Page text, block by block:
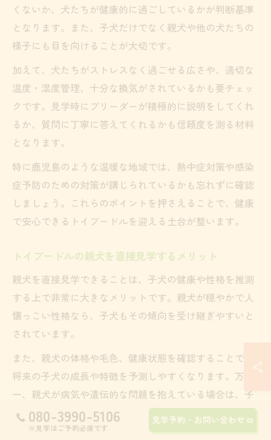
くないか、犬たちが健康的に過ごしているかが判断基準
となります。また、子犬だけでなく親犬や他の犬たちの
様子にも目を向けることが大切です。
加えて、犬たちがストレスなく過ごせる広さや、適切な
温度・湿度管理、十分な換気がされているかも要チェッ
クです。見学時にブリーダーが積極的に説明をしてくれ
るか、質問に丁寧に答えてくれるかも信頼度を測る材料
となります。
特に鹿児島のような温暖な地域では、熱中症対策や感染
症予防のための対策が講じられているかも忘れずに確認
しましょう。これらのポイントを押さえることで、健康
で安心できるトイプードルを迎える土台が整います。
トイプードルの親犬を直接見学するメリット
親犬を直接見学できることは、子犬の健康や性格を推測
する上で非常に大きなメリットです。親犬が穏やかで人
懐っこい性格なら、子犬もその傾向を受け継ぎやすいと
されています。
また、親犬の体格や毛色、健康状態を確認することで、
将来の子犬の成長や特徴を予測しやすくなります。万が
一、親犬が病気や遺伝的な問題を抱えている場合は、子
犬にも影響が出る可能性があるため、事前にしっかりと
観察しましょう。
080-3990-5106
※見学はご予約必須です
見学予約・お問い合わせ